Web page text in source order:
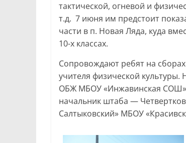
тактической, огневой и
т.д. 7 июня им предстоит
части в п. Новая Ляда, куда
10-х классах.
Сопровождают ребят на
учителя физической
ОБЖ МБОУ «Инжавинская
начальник штаба —
Салтыковский» МБОУ